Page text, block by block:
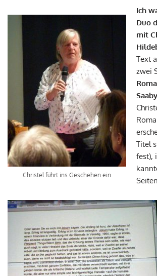
Christel führt ins Geschehen ein
Ich
Duo
mit
Text
zwei
Titel
fest),